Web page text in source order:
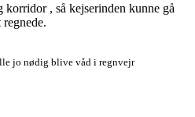
korridor , så kejserinden kunne gå
jo nødig blive våd i regnvejr